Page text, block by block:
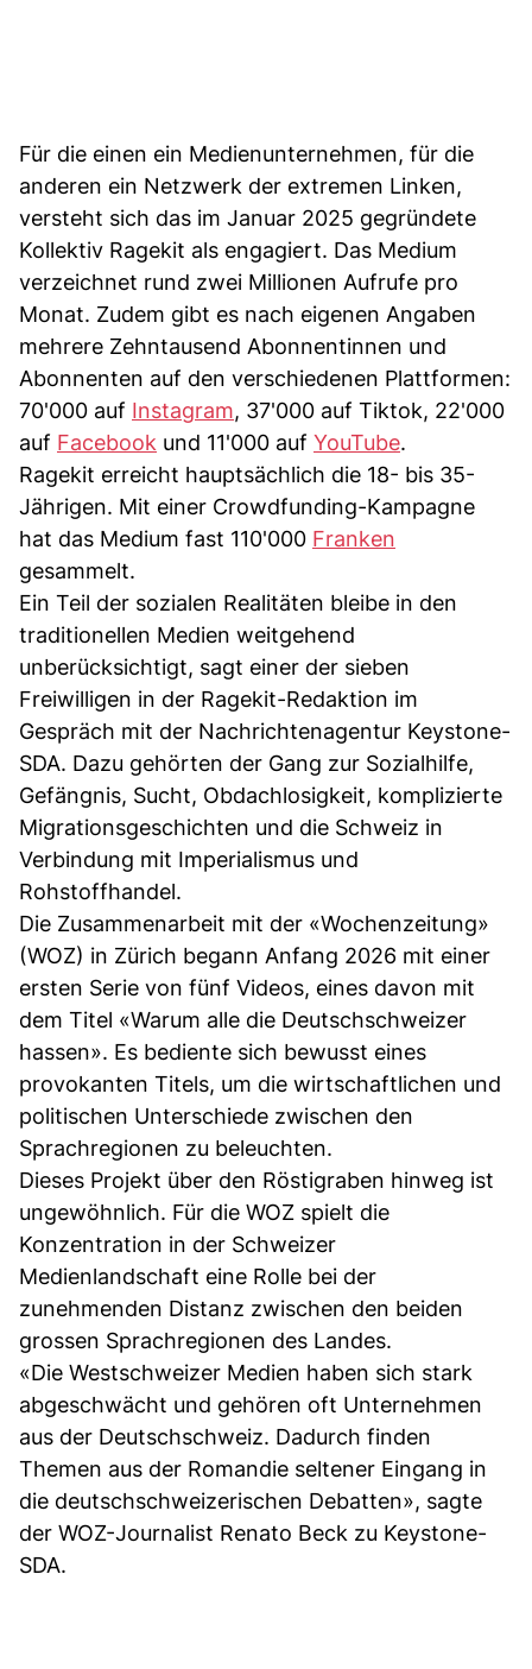
Für die einen ein Medienunternehmen, für die
anderen ein Netzwerk der extremen Linken,
versteht sich das im Januar 2025 gegründete
Kollektiv Ragekit als engagiert. Das Medium
verzeichnet rund zwei Millionen Aufrufe pro
Monat. Zudem gibt es nach eigenen Angaben
mehrere Zehntausend Abonnentinnen und
Abonnenten auf den verschiedenen Plattformen:
70'000 auf Instagram, 37'000 auf Tiktok, 22'000
auf Facebook und 11'000 auf YouTube.
Ragekit erreicht hauptsächlich die 18- bis 35-
Jährigen. Mit einer Crowdfunding-Kampagne
hat das Medium fast 110'000 Franken
gesammelt.
Ein Teil der sozialen Realitäten bleibe in den
traditionellen Medien weitgehend
unberücksichtigt, sagt einer der sieben
Freiwilligen in der Ragekit-Redaktion im
Gespräch mit der Nachrichtenagentur Keystone-
SDA. Dazu gehörten der Gang zur Sozialhilfe,
Gefängnis, Sucht, Obdachlosigkeit, komplizierte
Migrationsgeschichten und die Schweiz in
Verbindung mit Imperialismus und
Rohstoffhandel.
Die Zusammenarbeit mit der «Wochenzeitung»
(WOZ) in Zürich begann Anfang 2026 mit einer
ersten Serie von fünf Videos, eines davon mit
dem Titel «Warum alle die Deutschschweizer
hassen». Es bediente sich bewusst eines
provokanten Titels, um die wirtschaftlichen und
politischen Unterschiede zwischen den
Sprachregionen zu beleuchten.
Dieses Projekt über den Röstigraben hinweg ist
ungewöhnlich. Für die WOZ spielt die
Konzentration in der Schweizer
Medienlandschaft eine Rolle bei der
zunehmenden Distanz zwischen den beiden
grossen Sprachregionen des Landes.
«Die Westschweizer Medien haben sich stark
abgeschwächt und gehören oft Unternehmen
aus der Deutschschweiz. Dadurch finden
Themen aus der Romandie seltener Eingang in
die deutschschweizerischen Debatten», sagte
der WOZ-Journalist Renato Beck zu Keystone-
SDA.